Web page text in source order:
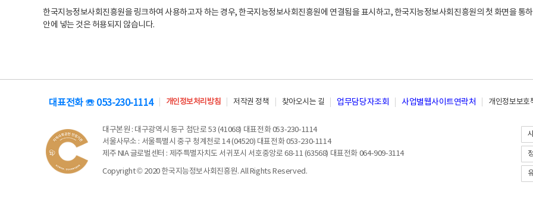
한국지능정보사회진흥원을 링크하여 사용하고자 하는 경우, 한국지능정보사회진흥원에 연결됨을 표시하고, 한국지능정보사회진흥원의 첫 화면을 통
안에 넣는 것은 허용되지 않습니다.
대표전화 ☏ 053-230-1114 개인정보처리방침 저작권 정책 찾아오시는 길 업무담당자조회 사업별웹사이트연락처 개인정보보호
대구본원 : 대구광역시 동구 첨단로 53 (41068) 대표전화 053-230-1114
서울사무소 : 서울특별시 중구 청계천로 14 (04520) 대표전화 053-230-1114
제주 NIA 글로벌센터 : 제주특별자치도 서귀포시 서호중앙로 68-11 (63568) 대표전화 064-909-3114
Copyright © 2020 한국지능정보사회진흥원. All Rights Reserved.